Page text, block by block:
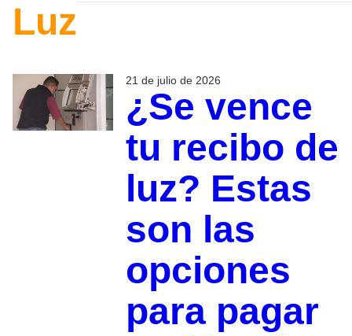
Luz
21 de julio de 2026
¿Se vence
tu recibo de
luz? Estas
son las
opciones
para pagar